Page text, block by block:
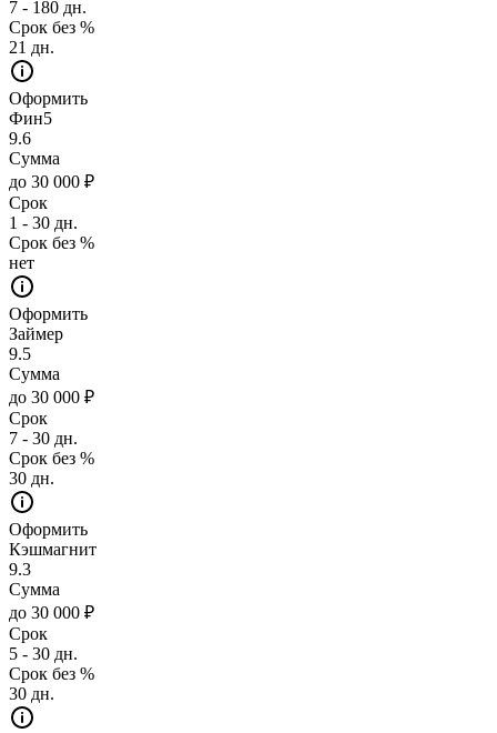
7 - 180 дн.
Срок без %
21 дн.
Оформить
Фин5
9.6
Сумма
до 30 000 ₽
Срок
1 - 30 дн.
Срок без %
нет
Оформить
Займер
9.5
Сумма
до 30 000 ₽
Срок
7 - 30 дн.
Срок без %
30 дн.
Оформить
Кэшмагнит
9.3
Сумма
до 30 000 ₽
Срок
5 - 30 дн.
Срок без %
30 дн.